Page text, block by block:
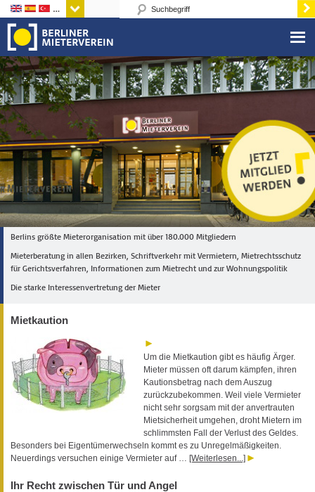
Sprachen
Berlins größte Mieterorganisation mit über 180.000 Mitgliedern
Mieterberatung in allen Bezirken, Schriftverkehr mit Vermietern, Mietrechtsschutz
für Gerichtsverfahren, Informationen zum Mietrecht und zur Wohnungspolitik
Die starke Interessenvertretung der Mieter
Mietkaution
Um die Mietkaution gibt es häufig Ärger.
Mieter müssen oft darum kämpfen, ihren
Kautionsbetrag nach dem Auszug
zurückzubekommen. Weil viele Vermieter
nicht sehr sorgsam mit der anvertrauten
Mietsicherheit umgehen, droht Mietern im
schlimmsten Fall der Verlust des Geldes.
Besonders bei Eigentümerwechseln kommt es zu Unregelmäßigkeiten.
Neuerdings versuchen einige Vermieter auf … [Weiterlesen...]
Ihr Recht zwischen Tür und Angel